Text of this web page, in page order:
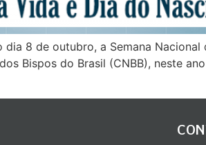
8 de outubro, a Semana
Bispos do Brasil (CNBB), neste